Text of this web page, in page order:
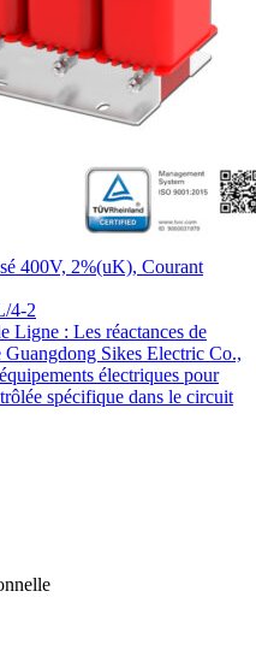
400V, 2%(uK), Courant
4-2
Ligne : Les réactances de
Sikes Electric Co.,
électriques pour
spécifique dans le circuit